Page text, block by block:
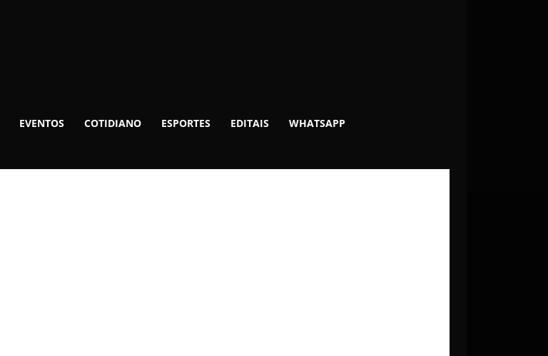
EVENTOS COTIDIANO ESPORTES EDITAIS WHATSAPP